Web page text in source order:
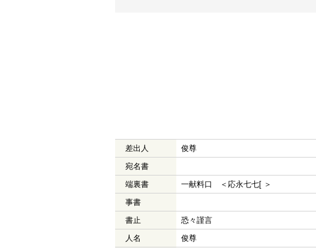
差出人
俊尊
宛名書
端裏書
一献料口 ＜応永七七[ ＞
事書
書止
恐々謹言
人名
俊尊